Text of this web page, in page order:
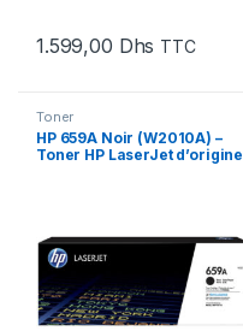
1.599,00 Dhs TTC
Toner
HP 659A Noir (W2010A) –
Toner HP LaserJet d’origine